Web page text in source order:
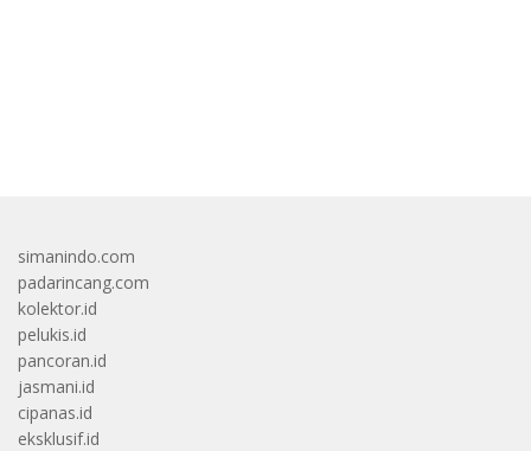
simanindo.com
padarincang.com
kolektor.id
pelukis.id
pancoran.id
jasmani.id
cipanas.id
eksklusif.id